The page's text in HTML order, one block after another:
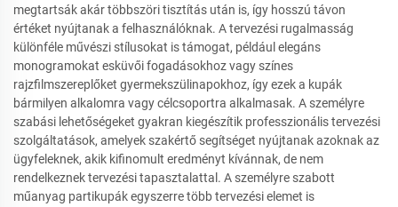
megtartsák akár többszöri tisztítás után is, így hosszú távon
értéket nyújtanak a felhasználóknak. A tervezési rugalmasság
különféle művészi stílusokat is támogat, például elegáns
monogramokat esküvői fogadásokhoz vagy színes
rajzfilmszereplőket gyermekszülinapokhoz, így ezek a kupák
bármilyen alkalomra vagy célcsoportra alkalmasak. A személyre
szabási lehetőségeket gyakran kiegészítik professzionális tervezési
szolgáltatások, amelyek szakértő segítséget nyújtanak azoknak az
ügyfeleknek, akik kifinomult eredményt kívánnak, de nem
rendelkeznek tervezési tapasztalattal. A személyre szabott
műanyag partikupák egyszerre több tervezési elemet is